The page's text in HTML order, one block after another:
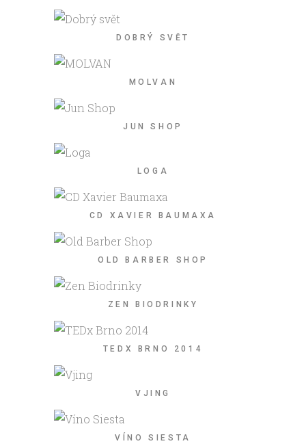
DOBRÝ SVĚT
MOLVAN
JUN SHOP
LOGA
CD XAVIER BAUMAXA
OLD BARBER SHOP
ZEN BIODRINKY
TEDX BRNO 2014
VJING
VÍNO SIESTA